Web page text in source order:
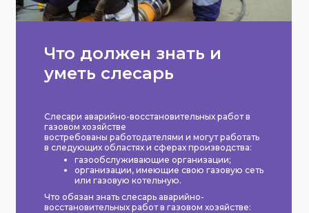
Что должен знать и
уметь слесарь
Слесари аварийно-восстановительных работ в
газовом хозяйстве
востребованы работодателями и могут работать
в следующих областях и сферах производства:
газообслуживающие организации;
организации, имеющие свою газовую сеть
или газовую котельную.
Что обязан знать слесарь аварийно-
восстановительных работ в газовом хозяйстве: